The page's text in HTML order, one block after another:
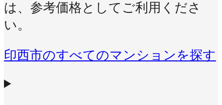
は、参考価格としてご利用くださ
い。
印西市のすべてのマンションを探す